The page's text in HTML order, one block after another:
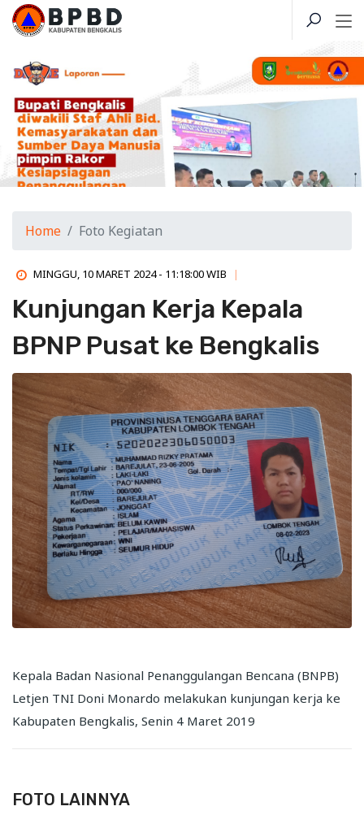
Home Foto Kegiatan
MINGGU, 10 MARET 2024 - 11:18:00 WIB
Kunjungan Kerja Kepala
BPNP Pusat ke Bengkalis
Kepala Badan Nasional Penanggulangan Bencana (BNPB)
Letjen TNI Doni Monardo melakukan kunjungan kerja ke
Kabupaten Bengkalis, Senin 4 Maret 2019
FOTO LAINNYA